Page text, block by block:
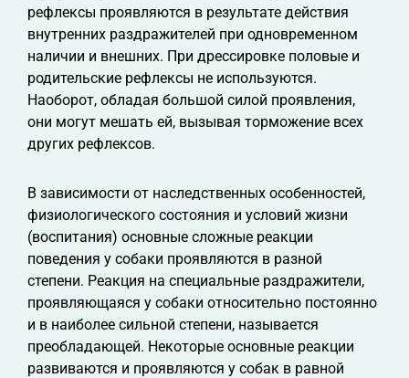
рефлексы проявляются в результате действия
внутренних раздражителей при одновременном
наличии и внешних. При дрессировке половые и
родительские рефлексы не используются.
Наоборот, обладая большой силой проявления,
они могут мешать ей, вызывая торможение всех
других рефлексов.
В зависимости от наследственных особенностей,
физиологического состояния и условий жизни
(воспитания) основные сложные реакции
поведения у собаки проявляются в разной
степени. Реакция на специальные раздражители,
проявляющаяся у собаки относительно постоянно
и в наиболее сильной степени, называется
преобладающей. Некоторые основные реакции
развиваются и проявляются у собак в равной